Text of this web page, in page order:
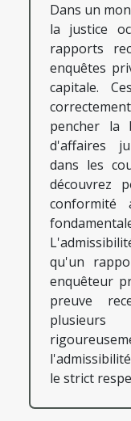
Dans un
la justice
rapports
enquêtes
capitale.
pencher la
d'affaires
dans les
découvrez
conformité
qu'un
enquêteur
preuve
le strict